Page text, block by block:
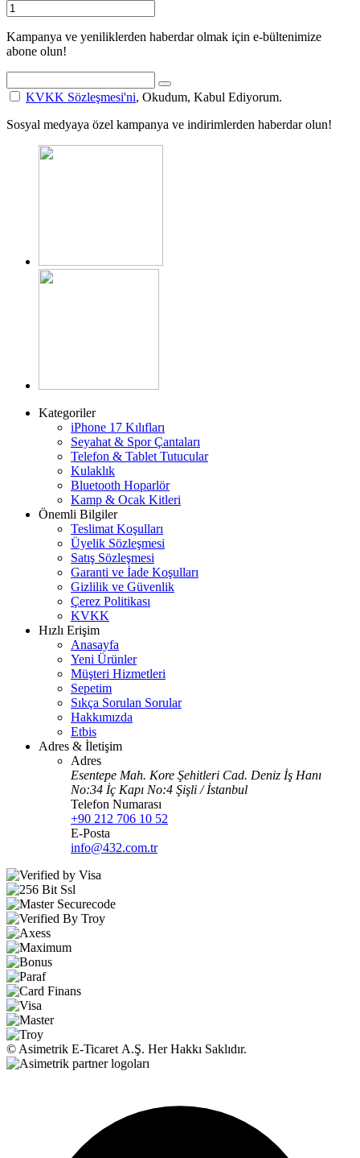
Kampanya ve yeniliklerden haberdar olmak için e-bültenimize
abone olun!
KVKK Sözleşmesi'ni, Okudum, Kabul Ediyorum.
Sosyal medyaya özel kampanya ve indirimlerden haberdar olun!
Kategoriler
iPhone 17 Kılıfları
Seyahat & Spor Çantaları
Telefon & Tablet Tutucular
Kulaklık
Bluetooth Hoparlör
Kamp & Ocak Kitleri
Önemli Bilgiler
Teslimat Koşulları
Üyelik Sözleşmesi
Satış Sözleşmesi
Garanti ve İade Koşulları
Gizlilik ve Güvenlik
Çerez Politikası
KVKK
Hızlı Erişim
Anasayfa
Yeni Ürünler
Müşteri Hizmetleri
Sepetim
Sıkça Sorulan Sorular
Hakkımızda
Etbis
Adres & İletişim
Adres
Esentepe Mah. Kore Şehitleri Cad. Deniz İş Hanı
No:34 İç Kapı No:4 Şişli / İstanbul
Telefon Numarası
+90 212 706 10 52
E-Posta
info@432.com.tr
© Asimetrik E‑Ticaret A.Ş. Her Hakkı Saklıdır.